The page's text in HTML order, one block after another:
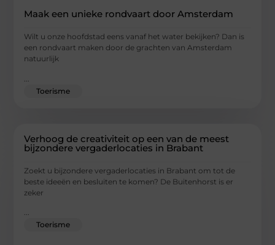
Maak een unieke rondvaart door Amsterdam
Wilt u onze hoofdstad eens vanaf het water bekijken? Dan is
een rondvaart maken door de grachten van Amsterdam
natuurlijk
Toerisme
Verhoog de creativiteit op een van de meest
bijzondere vergaderlocaties in Brabant
Zoekt u bijzondere vergaderlocaties in Brabant om tot de
beste ideeën en besluiten te komen? De Buitenhorst is er
zeker
Toerisme